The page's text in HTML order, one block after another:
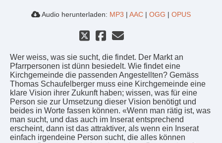
Audio herunterladen: MP3 | AAC | OGG | OPUS
Wer weiss, was sie sucht, die findet. Der Markt an
Pfarrpersonen ist dünn besiedelt. Wie findet eine
Kirchgemeinde die passenden Angestellten? Gemäss
Thomas Schaufelberger muss eine Kirchgemeinde eine
klare Vision ihrer Zukunft haben; wissen, was für eine
Person sie zur Umsetzung dieser Vision benötigt und
beides in Worte fassen können. «Wenn man rätig ist, was
man sucht, und das auch im Inserat entsprechend
erscheint, dann ist das attraktiver, als wenn ein Inserat
einfach irgendeine Person sucht, die alles können